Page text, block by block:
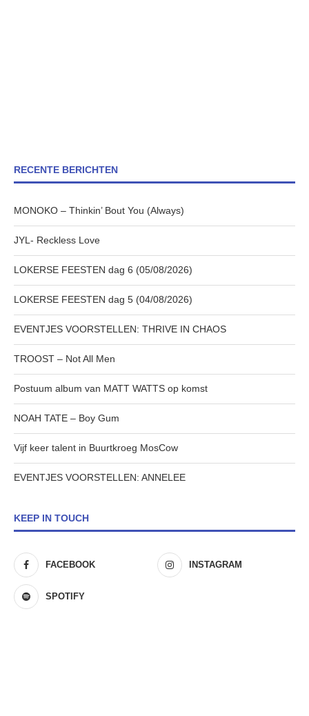
RECENTE BERICHTEN
MONOKO – Thinkin’ Bout You (Always)
JYL- Reckless Love
LOKERSE FEESTEN dag 6 (05/08/2026)
LOKERSE FEESTEN dag 5 (04/08/2026)
EVENTJES VOORSTELLEN: THRIVE IN CHAOS
TROOST – Not All Men
Postuum album van MATT WATTS op komst
NOAH TATE – Boy Gum
Vijf keer talent in Buurtkroeg MosCow
EVENTJES VOORSTELLEN: ANNELEE
KEEP IN TOUCH
FACEBOOK INSTAGRAM
SPOTIFY